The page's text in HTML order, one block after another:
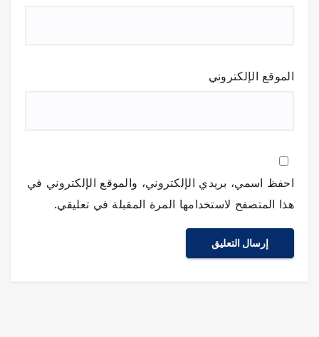
الموقع الإلكتروني
احفظ اسمي، بريدي الإلكتروني، والموقع الإلكتروني في
هذا المتصفح لاستخدامها المرة المقبلة في تعليقي.